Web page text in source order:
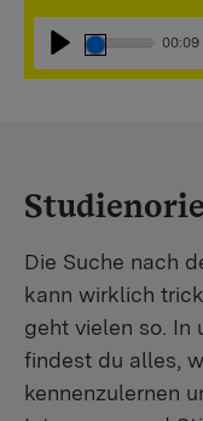
Abspielen
00:09
Die Suche nach
kann wirklich
geht vielen so. In
findest du alles,
kennenzulernen